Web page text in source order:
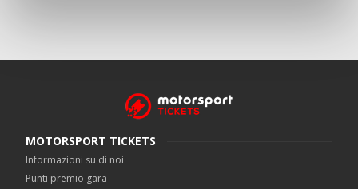
MOTORSPORT TICKETS
Informazioni su di noi
Punti premio gara